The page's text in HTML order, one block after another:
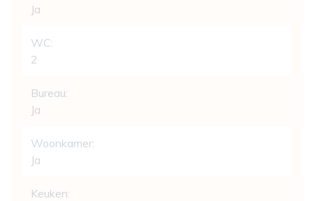
Ja
WC:
2
Bureau:
Ja
Woonkamer:
Ja
Keuken: